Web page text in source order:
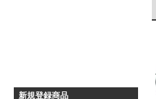
新規登録商品